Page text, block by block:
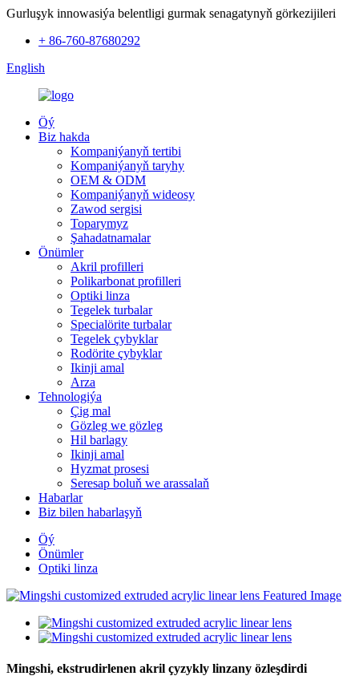
Gurluşyk innowasiýa belentligi gurmak senagatynyň görkezijileri
+ 86-760-87680292
English
Öý
Biz hakda
Kompaniýanyň tertibi
Kompaniýanyň taryhy
OEM & ODM
Kompaniýanyň wideosy
Zawod sergisi
Toparymyz
Şahadatnamalar
Önümler
Akril profilleri
Polikarbonat profilleri
Optiki linza
Tegelek turbalar
Specialörite turbalar
Tegelek çybyklar
Rodörite çybyklar
Ikinji amal
Arza
Tehnologiýa
Çig mal
Gözleg we gözleg
Hil barlagy
Ikinji amal
Hyzmat prosesi
Seresap boluň we arassalaň
Habarlar
Biz bilen habarlaşyň
Öý
Önümler
Optiki linza
Mingshi, ekstrudirlenen akril çyzykly linzany özleşdirdi